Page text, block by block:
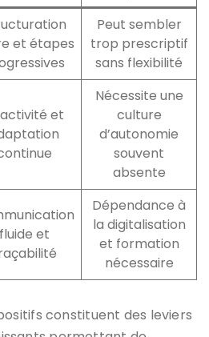
et étapes
Peut sembler
trop prescriptif
sans flexibilité
et
Nécessite une
culture
d’autonomie
souvent
absente
fluide et
Dépendance à
la digitalisation
et formation
nécessaire
constituent des leviers